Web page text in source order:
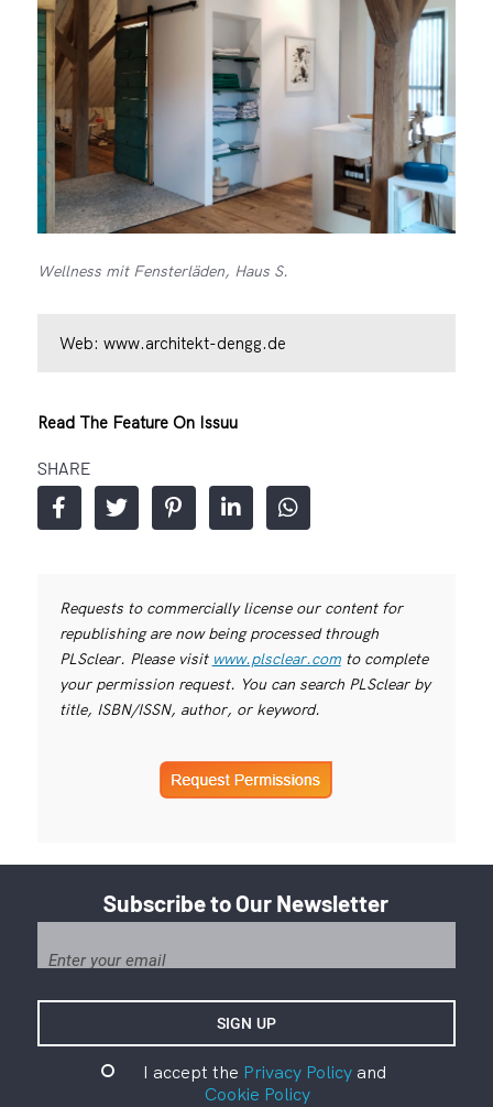
Wellness mit Fensterläden, Haus S.
Web: www.architekt-dengg.de
Read The Feature On Issuu
SHARE
Requests to commercially license our content for
republishing are now being processed through
PLSclear. Please visit www.plsclear.comto complete
your permission request. You can search PLSclear by
title, ISBN/ISSN, author, or keyword.
Subscribe to Our Newsletter
I accept the Privacy Policyand
Cookie Policy